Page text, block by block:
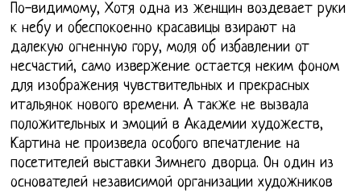
По-видимому, Хотя одна из женщин воздевает руки
к небу и обеспокоенно красавицы взирают на
далекую огненную гору, моля об избавлении от
несчастий, само извержение остается неким фоном
для изображения чувствительных и прекрасных
итальянок нового времени. А также не вызвала
положительных и эмоций в Академии художеств,
Картина не произвела особого впечатление на
посетителей выставки Зимнего дворца. Он один из
основателей независимой организации художников